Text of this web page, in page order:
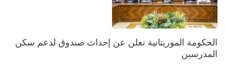
الحكومة الموريتانية تعلن عن إحداث صندوق لدعم سكن
المدرسين